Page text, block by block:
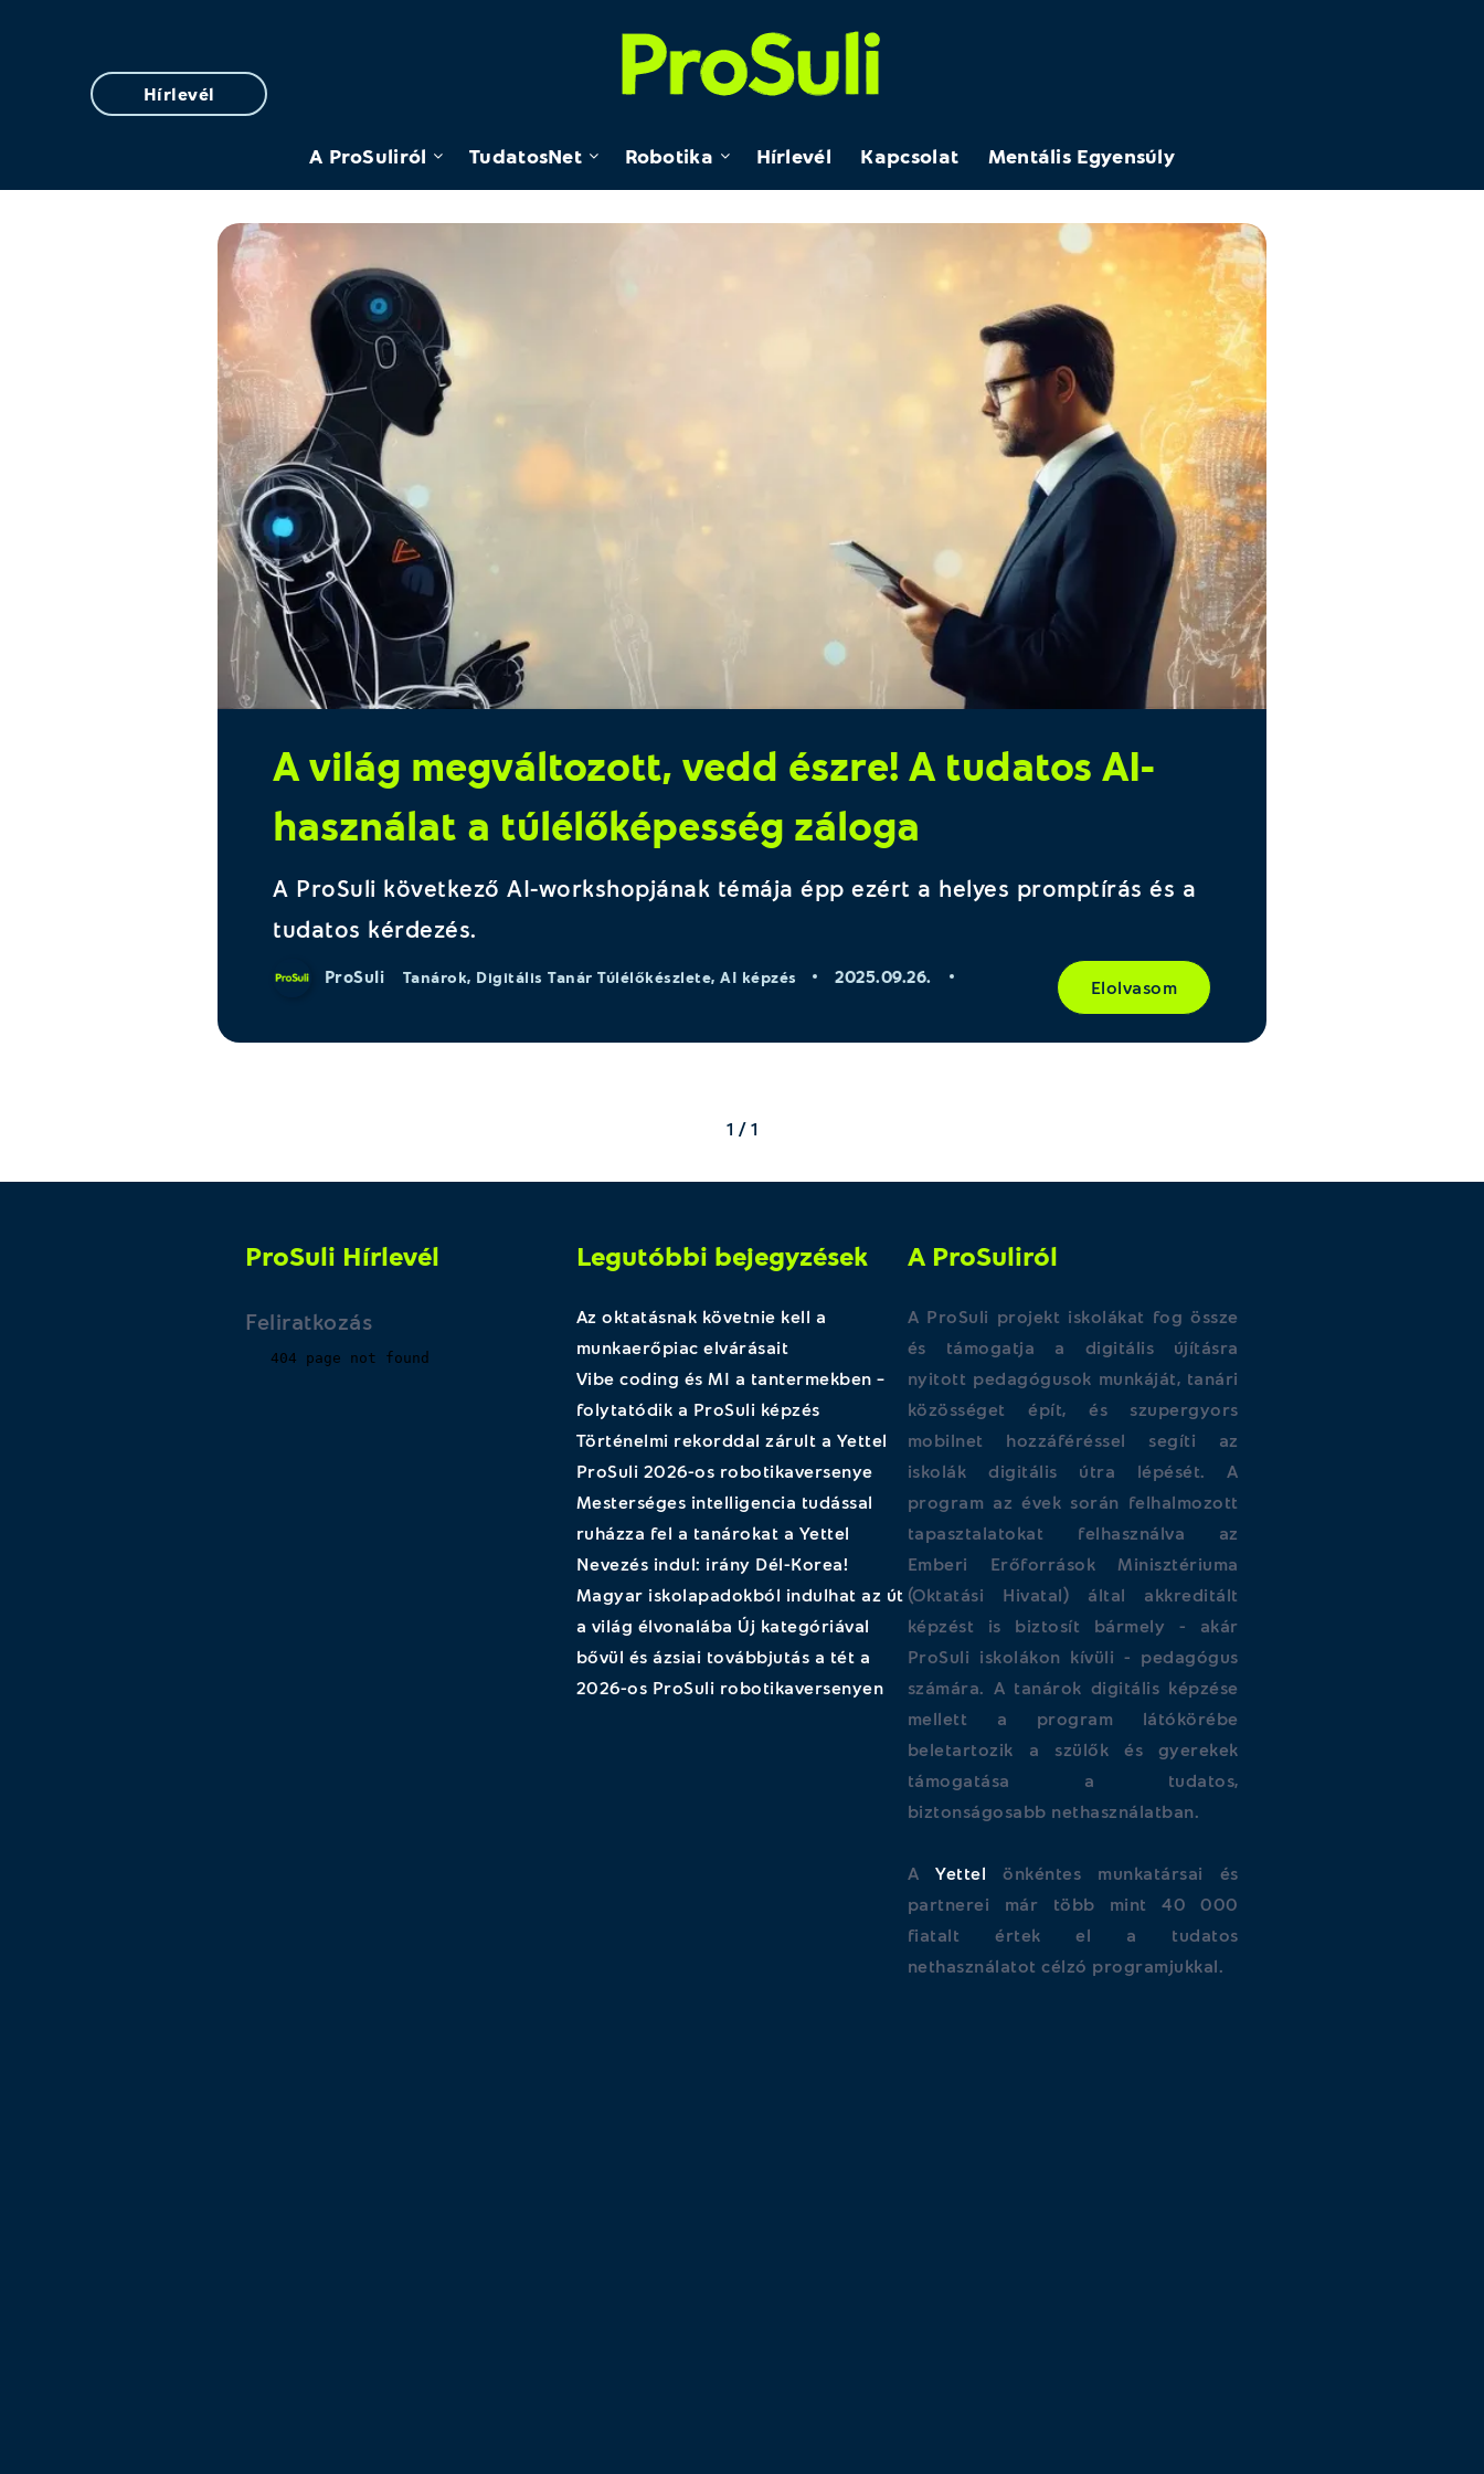
Hírlevél
A ProSuliról TudatosNet Robotika Hírlevél Kapcsolat Mentális Egyensúly
A világ megváltozott, vedd észre! A tudatos AI-
használat a túlélőképesség záloga
A ProSuli következő AI-workshopjának témája épp ezért a helyes promptírás és a
tudatos kérdezés.
ProSuli Tanárok, Digitális Tanár Túlélőkészlete, AI képzés 2025.09.26. Elolvasom
1 / 1
ProSuli Hírlevél
Feliratkozás
Legutóbbi bejegyzések
Az oktatásnak követnie kell a
munkaerőpiac elvárásait
Vibe coding és MI a tantermekben –
folytatódik a ProSuli képzés
Történelmi rekorddal zárult a Yettel
ProSuli 2026-os robotikaversenye
Mesterséges intelligencia tudással
ruházza fel a tanárokat a Yettel
Nevezés indul: irány Dél-Korea!
Magyar iskolapadokból indulhat az út
a világ élvonalába Új kategóriával
bővül és ázsiai továbbjutás a tét a
2026-os ProSuli robotikaversenyen
A ProSuliról
A ProSuli projekt iskolákat fog össze
és támogatja a digitális újításra
nyitott pedagógusok munkáját, tanári
közösséget épít, és szupergyors
mobilnet hozzáféréssel segíti az
iskolák digitális útra lépését. A
program az évek során felhalmozott
tapasztalatokat felhasználva az
Emberi Erőforrások Minisztériuma
(Oktatási Hivatal) által akkreditált
képzést is biztosít bármely - akár
ProSuli iskolákon kívüli - pedagógus
számára. A tanárok digitális képzése
mellett a program látókörébe
beletartozik a szülők és gyerekek
támogatása a tudatos,
biztonságosabb nethasználatban.
AYettel önkéntes munkatársai és
partnerei már több mint 40 000
fiatalt értek el a tudatos
nethasználatot célzó programjukkal.